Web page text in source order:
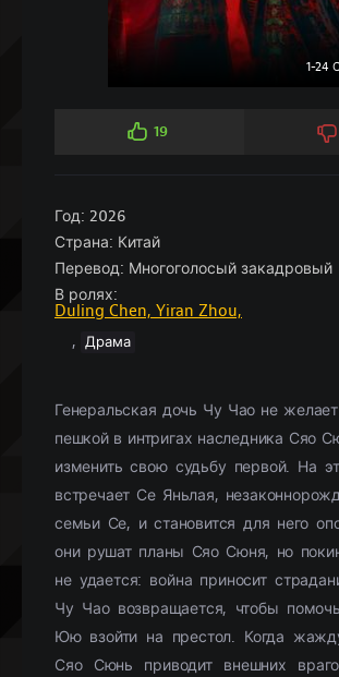
1-24
19
Год: 2026
Страна: Китай
Перевод: Многоголосый закадровый
В ролях:
Duling Chen, Yiran Zhou,
, Драма
Генеральская дочь Чу Чао не желает
пешкой в интригах наследника Сяо
изменить свою судьбу первой. На
встречает Се Яньлая,
семьи Се, и становится для него
они рушат планы Сяо Сюня, но
не удается: война приносит
Чу Чао возвращается, чтобы
Юю взойти на престол. Когда
Сяо Сюнь приводит внешних